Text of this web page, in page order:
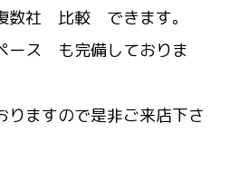
数社 比較 できます。
ース も完備しておりま
ますので是非ご来店下さ